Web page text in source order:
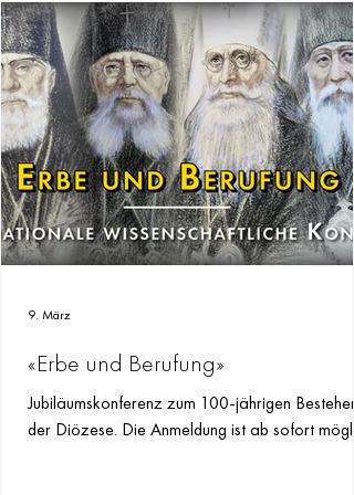
«Erbe und Berufung»
Jubiläumskonferenz zum 100-jährigen Bestehen
der Diözese. Die Anmeldung ist ab sofort
9. März